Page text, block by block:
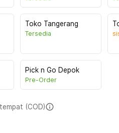
Toko Tangerang
Tersedia
Pick n Go Depok
Pre-Order
(COD)